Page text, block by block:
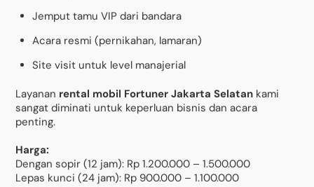
Jemput tamu VIP dari bandara
Acara resmi (pernikahan, lamaran)
Site visit untuk level manajerial
Layanan rental mobil Fortuner Jakarta Selatan kami
sangat diminati untuk keperluan bisnis dan acara
penting.
Harga:
Dengan sopir (12 jam): Rp 1.200.000 – 1.500.000
Lepas kunci (24 jam): Rp 900.000 – 1.100.000